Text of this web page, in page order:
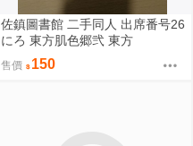
佐鎮圖書館 二手同人 出席番号26
にろ 東方肌色郷弐 東方
售價 150